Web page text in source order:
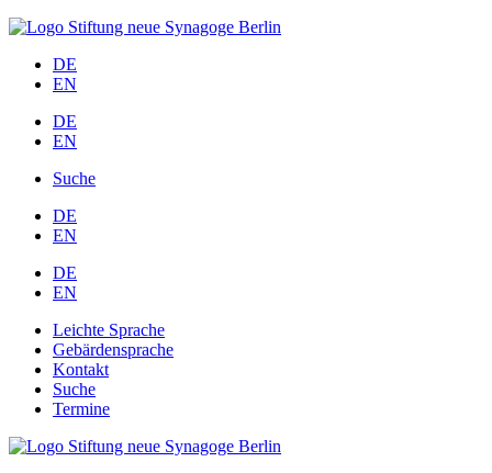
DE
EN
DE
EN
Suche
DE
EN
DE
EN
Leichte Sprache
Gebärdensprache
Kontakt
Suche
Termine